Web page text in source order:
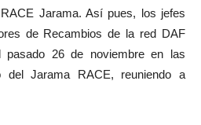
Jarama. Así pues, los jefes
de Recambios de la red DAF
pasado 26 de noviembre en las
del Jarama RACE, reuniendo a